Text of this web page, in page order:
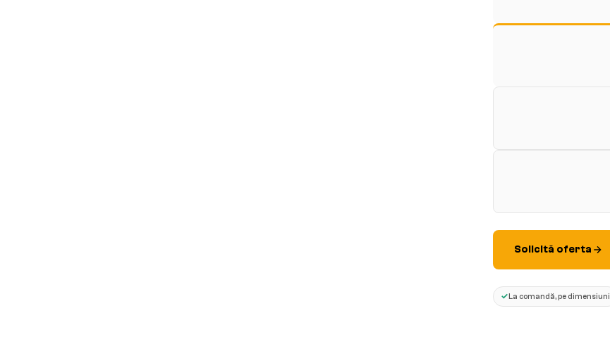
Solicită oferta
✓ La comandă, pe dimensiuni